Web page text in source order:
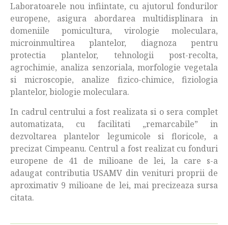
Laboratoarele nou infiintate, cu ajutorul fondurilor
europene, asigura abordarea multidisplinara in
domeniile pomicultura, virologie moleculara,
microinmultirea plantelor, diagnoza pentru
protectia plantelor, tehnologii post-recolta,
agrochimie, analiza senzoriala, morfologie vegetala
si microscopie, analize fizico-chimice, fiziologia
plantelor, biologie moleculara.
In cadrul centrului a fost realizata si o sera complet
automatizata, cu facilitati „remarcabile” in
dezvoltarea plantelor legumicole si floricole, a
precizat Cimpeanu. Centrul a fost realizat cu fonduri
europene de 41 de milioane de lei, la care s-a
adaugat contributia USAMV din venituri proprii de
aproximativ 9 milioane de lei, mai precizeaza sursa
citata.